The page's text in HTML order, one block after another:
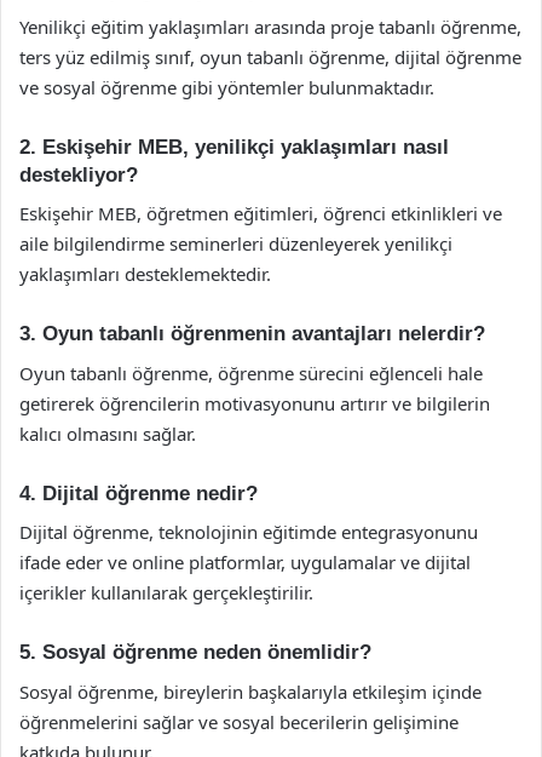
Yenilikçi eğitim yaklaşımları arasında proje tabanlı öğrenme,
ters yüz edilmiş sınıf, oyun tabanlı öğrenme, dijital öğrenme
ve sosyal öğrenme gibi yöntemler bulunmaktadır.
2. Eskişehir MEB, yenilikçi yaklaşımları nasıl
destekliyor?
Eskişehir MEB, öğretmen eğitimleri, öğrenci etkinlikleri ve
aile bilgilendirme seminerleri düzenleyerek yenilikçi
yaklaşımları desteklemektedir.
3. Oyun tabanlı öğrenmenin avantajları nelerdir?
Oyun tabanlı öğrenme, öğrenme sürecini eğlenceli hale
getirerek öğrencilerin motivasyonunu artırır ve bilgilerin
kalıcı olmasını sağlar.
4. Dijital öğrenme nedir?
Dijital öğrenme, teknolojinin eğitimde entegrasyonunu
ifade eder ve online platformlar, uygulamalar ve dijital
içerikler kullanılarak gerçekleştirilir.
5. Sosyal öğrenme neden önemlidir?
Sosyal öğrenme, bireylerin başkalarıyla etkileşim içinde
öğrenmelerini sağlar ve sosyal becerilerin gelişimine
katkıda bulunur.